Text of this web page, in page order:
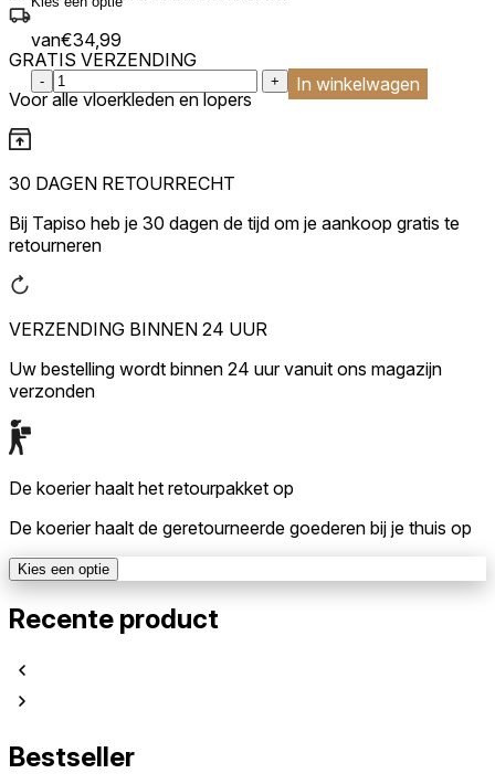
van€34,99
:product_name quantity
- + In winkelwagen
GRATIS VERZENDING
Voor alle vloerkleden en lopers
30 DAGEN RETOURRECHT
Bij Tapiso heb je 30 dagen de tijd om je aankoop gratis te
retourneren
VERZENDING BINNEN 24 UUR
Uw bestelling wordt binnen 24 uur vanuit ons magazijn
verzonden
De koerier haalt het retourpakket op
De koerier haalt de geretourneerde goederen bij je thuis op
Kies een optie
Recente product
Bestseller